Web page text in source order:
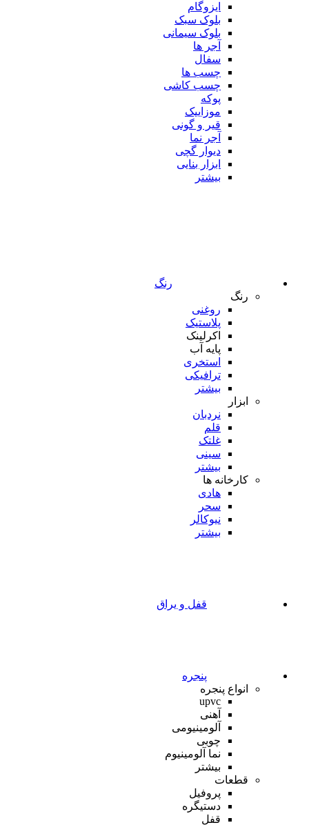
ایزوگام
بلوک سبک
بلوک سیمانی
آجر ها
سفال
چسب ها
چسب کاشی
پوکه
موزاییک
قیر و گونی
آجر نما
دیوار گچی
ابزار بنایی
بیشتر
رنگ
رنگ
روغنی
پلاستیک
اکرلینک
پایه آب
استخری
ترافیکی
بیشتر
ابزار
نردبان
قلم
غلتک
سینی
بیشتر
کارخانه ها
هادی
سحر
نیوکالر
بیشتر
قفل و یراق
پنجره
انواع پنجره
upvc
آهنی
آلومینیومی
چوبی
نما آلومینیوم
بیشتر
قطعات
پروفیل
دستیگره
قفل